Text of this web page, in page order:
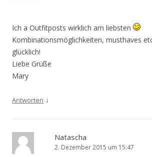
Ich a Outfitposts wirklich am liebsten
Kombinationsmöglichkeiten, musthaves
glücklich!
Liebe Grüße
Mary
Antworten ↓
Natascha
2. Dezember 2015 um 15:47